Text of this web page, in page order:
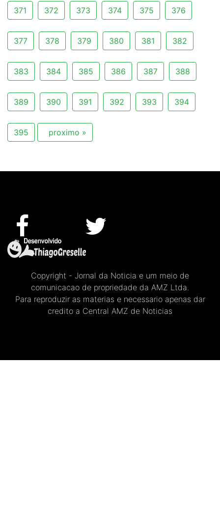
371 372 373 374 375 376
377 378 379 380 381 382
383 384 385 386 387 388
389 390 391 392 393 394
395 proximo »
Copyright - Jornal da Noticia e um meio de
comunicacao de propriedade da AMZ Ltda.
Para reproduzir as materias e necessario apenas dar
credito a Central AMZ de Noticias